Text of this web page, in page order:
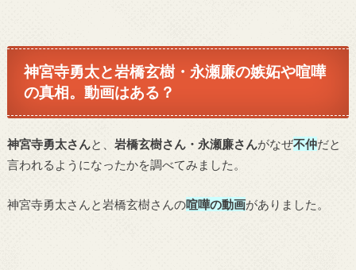
神宮寺勇太と岩橋玄樹・永瀬廉の嫉妬や喧嘩
の真相。動画はある？
神宮寺勇太さんと、 岩橋玄樹さん・永瀬廉さんがなぜ不仲だと
言われるようになったかを調べてみました。
神宮寺勇太さんと岩橋玄樹さんの喧嘩の動画がありました。